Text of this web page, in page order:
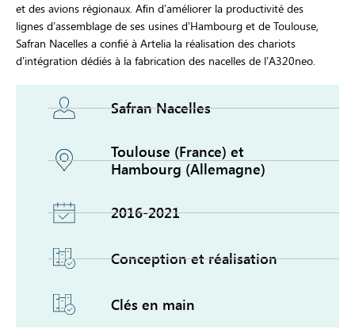
et des avions régionaux. Aﬁn d’améliorer la productivité des
lignes d’assemblage de ses usines d’Hambourg et de Toulouse,
Safran Nacelles a confié à Artelia la réalisation des chariots
d’intégration dédiés à la fabrication des nacelles de l’A320neo.
Safran Nacelles
Toulouse (France) et
Hambourg (Allemagne)
2016-2021
Conception et réalisation
Clés en main